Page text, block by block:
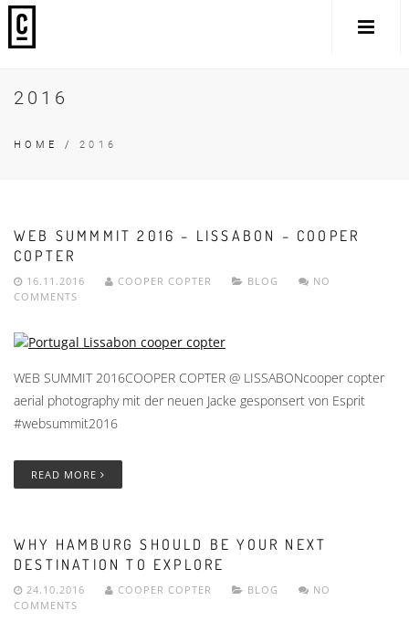
2016
HOME / 2016
WEB SUMMMIT 2016 – LISSABON – COOPER
COPTER
16.11.2016 COOPER COPTER BLOG
NO
COMMENTS
WEB SUMMIT 2016COOPER COPTER @ LISSABONcooper copter
aerial photography mit der neuen Jacke gesponsert von Esprit
#websummit2016
READ MORE
WHY HAMBURG SHOULD BE YOUR NEXT
DESTINATION TO EXPLORE
24.10.2016 COOPER COPTER BLOG
NO
COMMENTS